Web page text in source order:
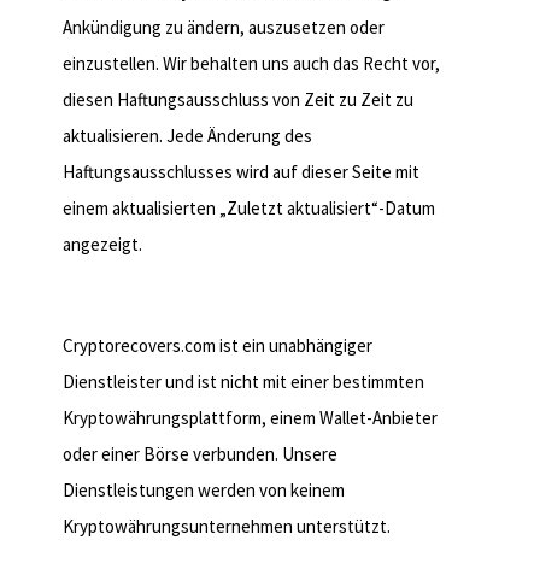
Ankündigung zu ändern, auszusetzen oder
einzustellen. Wir behalten uns auch das Recht vor,
diesen Haftungsausschluss von Zeit zu Zeit zu
aktualisieren. Jede Änderung des
Haftungsausschlusses wird auf dieser Seite mit
einem aktualisierten „Zuletzt aktualisiert“-Datum
angezeigt.
Cryptorecovers.com ist ein unabhängiger
Dienstleister und ist nicht mit einer bestimmten
Kryptowährungsplattform, einem Wallet-Anbieter
oder einer Börse verbunden. Unsere
Dienstleistungen werden von keinem
Kryptowährungsunternehmen unterstützt.